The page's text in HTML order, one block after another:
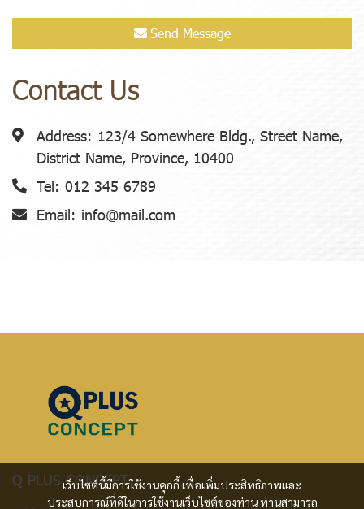
Send Message
Contact Us
Address: 123/4 Somewhere Bldg., Street Name,
District Name, Province, 10400
Tel: 012 345 6789
Email: info@mail.com
เว็บไซต์นี้มีการใช้งานคุกกี้ เพื่อเพิ่มประสิทธิภาพและ
ประสบการณ์ที่ดีในการใช้งานเว็บไซต์ของท่าน ท่านสามารถ
Q PLUS CONCEPT